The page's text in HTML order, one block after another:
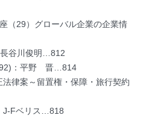
（29）グローバル企業の企業情
谷川俊明…812
：平野 晋…814
律案～留置権・保障・旅行契約
J-Fベリス…818